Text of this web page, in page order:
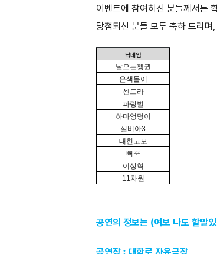
이벤트에 참여하신 분들께서는
당첨되신 분들 모두 축하 드리
닉네임
날으는펭귄
은색돌이
센드라
파랑벌
하마엉덩이
실비아3
태헌고모
뻐꾹
이상혁
11차원
공연의 정보는 (여보 나도 할말
공연장 : 대학로 자유극장